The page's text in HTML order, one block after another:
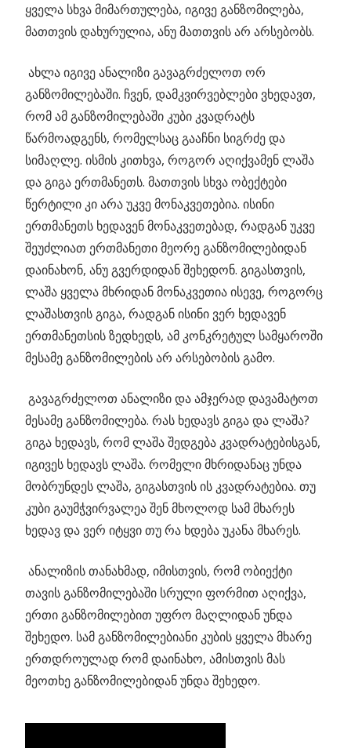
ყველა სხვა მიმართულება, იგივე განზომილება,
მათთვის დახურულია, ანუ მათთვის არ არსებობს.
ახლა იგივე ანალიზი გავაგრძელოთ ორ
განზომილებაში. ჩვენ, დამკვირვებლები ვხედავთ,
რომ ამ განზომილებაში კუბი კვადრატს
წარმოადგენს, რომელსაც გააჩნი სიგრძე და
სიმაღლე. ისმის კითხვა, როგორ აღიქვამენ ლაშა
და გიგა ერთმანეთს. მათთვის სხვა ობექტები
წერტილი კი არა უკვე მონაკვეთებია. ისინი
ერთმანეთს ხედავენ მონაკვეთებად, რადგან უკვე
შეუძლიათ ერთმანეთი მეორე განზომილებიდან
დაინახონ, ანუ გვერდიდან შეხედონ. გიგასთვის,
ლაშა ყველა მხრიდან მონაკვეთია ისევე, როგორც
ლაშასთვის გიგა, რადგან ისინი ვერ ხედავენ
ერთმანეთსის ზედხედს, ამ კონკრეტულ სამყაროში
მესამე განზომილების არ არსებობის გამო.
გავაგრძელოთ ანალიზი და ამჯერად დავამატოთ
მესამე განზომილება. რას ხედავს გიგა და ლაშა?
გიგა ხედავს, რომ ლაშა შედგება კვადრატებისგან,
იგივეს ხედავს ლაშა. რომელი მხრიდანაც უნდა
მობრუნდეს ლაშა, გიგასთვის ის კვადრატებია. თუ
კუბი გაუმჭვირვალეა შენ მხოლოდ სამ მხარეს
ხედავ და ვერ იტყვი თუ რა ხდება უკანა მხარეს.
ანალიზის თანახმად, იმისთვის, რომ ობიექტი
თავის განზომილებაში სრული ფორმით აღიქვა,
ერთი განზომილებით უფრო მაღლიდან უნდა
შეხედო. სამ განზომილებიანი კუბის ყველა მხარე
ერთდროულად რომ დაინახო, ამისთვის მას
მეოთხე განზომილებიდან უნდა შეხედო.